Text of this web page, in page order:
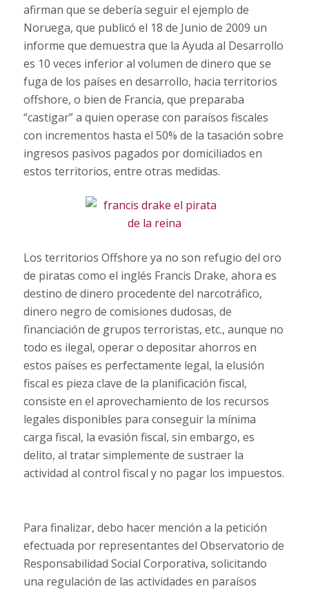
afirman que se debería seguir el ejemplo de
Noruega, que publicó el 18 de Junio de 2009 un
informe que demuestra que la Ayuda al Desarrollo
es 10 veces inferior al volumen de dinero que se
fuga de los países en desarrollo, hacia territorios
offshore, o bien de Francia, que preparaba
“castigar” a quien operase con paraísos fiscales
con incrementos hasta el 50% de la tasación sobre
ingresos pasivos pagados por domiciliados en
estos territorios, entre otras medidas.
Los territorios Offshore ya no son refugio del oro
de piratas como el inglés Francis Drake, ahora es
destino de dinero procedente del narcotráfico,
dinero negro de comisiones dudosas, de
financiación de grupos terroristas, etc., aunque no
todo es ilegal, operar o depositar ahorros en
estos países es perfectamente legal, la elusión
fiscal es pieza clave de la planificación fiscal,
consiste en el aprovechamiento de los recursos
legales disponibles para conseguir la mínima
carga fiscal, la evasión fiscal, sin embargo, es
delito, al tratar simplemente de sustraer la
actividad al control fiscal y no pagar los impuestos.
Para finalizar, debo hacer mención a la petición
efectuada por representantes del Observatorio de
Responsabilidad Social Corporativa, solicitando
una regulación de las actividades en paraísos